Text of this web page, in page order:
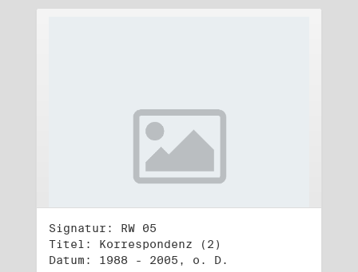
Signatur: RW 05
Titel: Korrespondenz (2)
Datum: 1988 - 2005, o. D.